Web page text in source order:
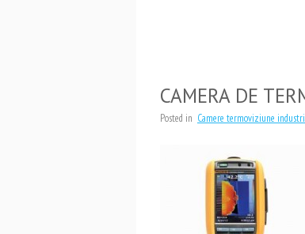
CAMERA DE
Posted in Camere termoviziune